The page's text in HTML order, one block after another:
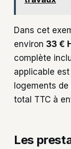
Dans cet
environ 33 €
complète
applicable
logements
total TTC à
Les